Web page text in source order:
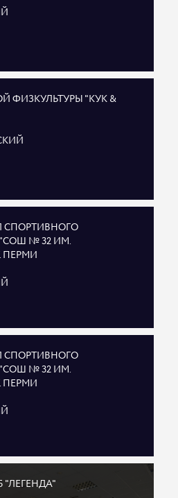
ФИЗКУЛЬТУРЫ "КУК &
СПОРТИВНОГО
№ 32 ИМ.
ПЕРМИ
СПОРТИВНОГО
№ 32 ИМ.
ПЕРМИ